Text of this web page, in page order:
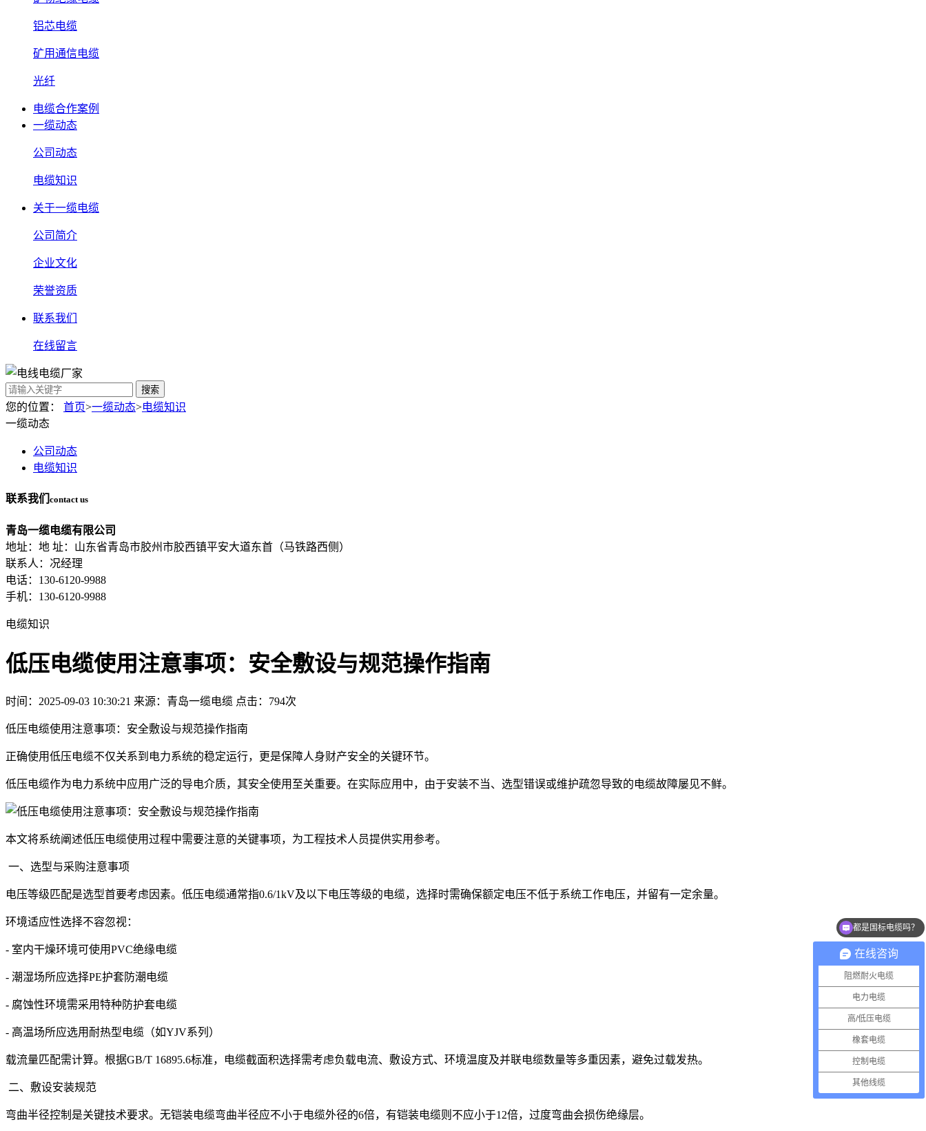
铝芯电缆
矿用通信电缆
光纤
电缆合作案例
一缆动态
公司动态
电缆知识
关于一缆电缆
公司简介
企业文化
荣誉资质
联系我们
在线留言
搜索
您的位置： 首页>一缆动态>电缆知识
一缆动态
公司动态
电缆知识
联系我们 contact us
青岛一缆电缆有限公司
地址：地 址：山东省青岛市胶州市胶西镇平安大道东首（马铁路西侧）
联系人：况经理
电话：130-6120-9988
手机：130-6120-9988
电缆知识
低压电缆使用注意事项：安全敷设与规范操作指南
时间：2025-09-03 10:30:21 来源：青岛一缆电缆 点击：794次
低压电缆使用注意事项：安全敷设与规范操作指南
正确使用低压电缆不仅关系到电力系统的稳定运行，更是保障人身财产安全的关键环节。
低压电缆作为电力系统中应用广泛的导电介质，其安全使用至关重要。在实际应用中，由于安装不当、选型错误或维护疏忽导致的电缆故障屡见不鲜。
本文将系统阐述低压电缆使用过程中需要注意的关键事项，为工程技术人员提供实用参考。
一、选型与采购注意事项
电压等级匹配是选型首要考虑因素。低压电缆通常指0.6/1kV及以下电压等级的电缆，选择时需确保额定电压不低于系统工作电压，并留有一定余量。
环境适应性选择不容忽视：
- 室内干燥环境可使用PVC绝缘电缆
- 潮湿场所应选择PE护套防潮电缆
- 腐蚀性环境需采用特种防护套电缆
- 高温场所应选用耐热型电缆（如YJV系列）
载流量匹配需计算。根据GB/T 16895.6标准，电缆截面积选择需考虑负载电流、敷设方式、环境温度及并联电缆数量等多重因素，避免过载发热。
二、敷设安装规范
弯曲半径控制是关键技术要求。无铠装电缆弯曲半径应不小于电缆外径的6倍，有铠装电缆则不应小于12倍，过度弯曲会损伤绝缘层。
在线咨询
阻燃耐火电缆
电力电缆
高/低压电缆
橡套电缆
控制电缆
其他线缆
电线电缆能报价吗？